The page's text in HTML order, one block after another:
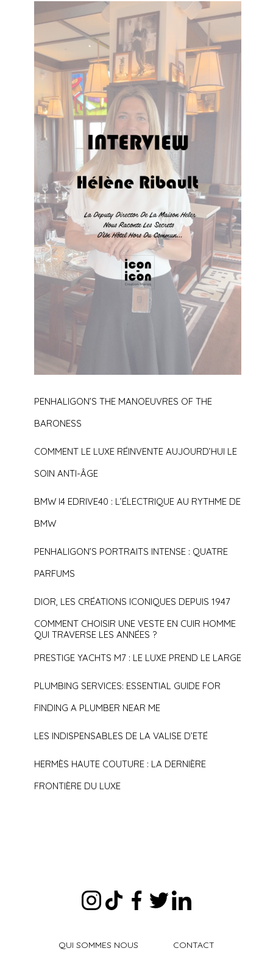
PENHALIGON’S THE MANOEUVRES OF THE
BARONESS
COMMENT LE LUXE RÉINVENTE AUJOURD’HUI LE
SOIN ANTI-ÂGE
BMW I4 EDRIVE40 : L’ÉLECTRIQUE AU RYTHME DE
BMW
PENHALIGON’S PORTRAITS INTENSE : QUATRE
PARFUMS
DIOR, LES CRÉATIONS ICONIQUES DEPUIS 1947
COMMENT CHOISIR UNE VESTE EN CUIR HOMME
QUI TRAVERSE LES ANNÉES ?
PRESTIGE YACHTS M7 : LE LUXE PREND LE LARGE
PLUMBING SERVICES: ESSENTIAL GUIDE FOR
FINDING A PLUMBER NEAR ME
LES INDISPENSABLES DE LA VALISE D’ETÉ
HERMÈS HAUTE COUTURE : LA DERNIÈRE
FRONTIÈRE DU LUXE
QUI SOMMES NOUS
CONTACT